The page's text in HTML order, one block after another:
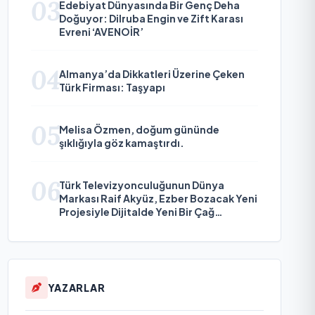
03Edebiyat Dünyasında Bir Genç Deha
Doğuyor: Dilruba Engin ve Zift Karası
Evreni ‘AVENOİR’
04Almanya’da Dikkatleri Üzerine Çeken
Türk Firması: Taşyapı
05Melisa Özmen, doğum gününde
şıklığıyla göz kamaştırdı.
06Türk Televizyonculuğunun Dünya
Markası Raif Akyüz, Ezber Bozacak Yeni
Projesiyle Dijitalde Yeni Bir Çağ
YAZARLAR